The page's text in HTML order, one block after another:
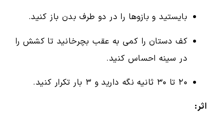
بایستید و بازوها را در دو طرف بدن باز کنید.
کف دستان را کمی به عقب بچرخانید تا کشش را
در سینه احساس کنید.
۲۰ تا ۳۰ ثانیه نگه دارید و ۳ بار تکرار کنید.
اثر: